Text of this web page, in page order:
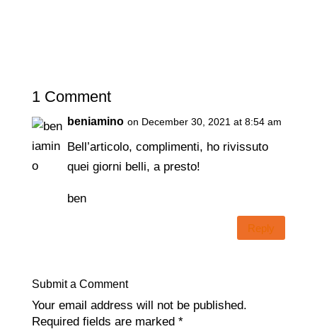
1 Comment
beniamino on December 30, 2021 at 8:54 am
Bell’articolo, complimenti, ho rivissuto
quei giorni belli, a presto!
ben
Reply
Submit a Comment
Your email address will not be published.
Required fields are marked *